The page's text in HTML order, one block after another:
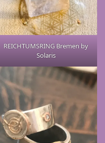
REICHTUMSRING Bremen by
Solaris